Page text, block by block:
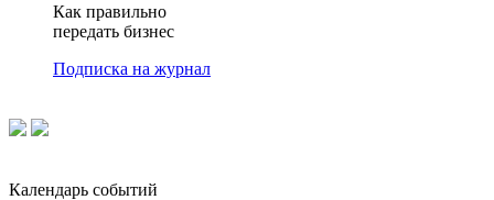
Как правильно
передать бизнес
Подписка на журнал
Календарь событий